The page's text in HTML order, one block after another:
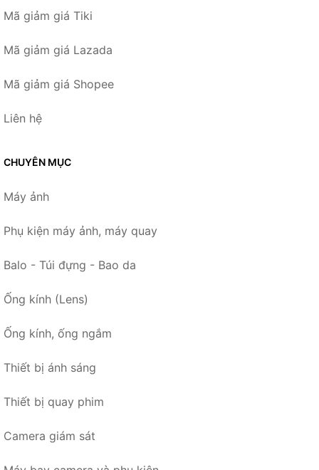
Mã giảm giá Tiki
Mã giảm giá Lazada
Mã giảm giá Shopee
Liên hệ
CHUYÊN MỤC
Máy ảnh
Phụ kiện máy ảnh, máy quay
Balo - Túi đựng - Bao da
Ống kính (Lens)
Ống kính, ống ngắm
Thiết bị ánh sáng
Thiết bị quay phim
Camera giám sát